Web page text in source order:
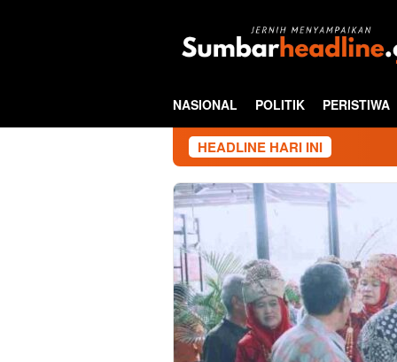
NASIONAL POLITIK PERISTIWA
HEADLINE HARI INI